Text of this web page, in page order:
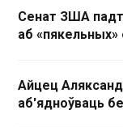
Сенат ЗША
аб
Айцец
аб'ядноўваць